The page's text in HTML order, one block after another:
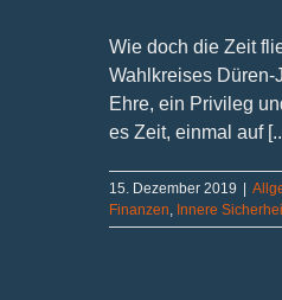
Wie doch die Zeit
Wahlkreises
Ehre, ein Privileg
es Zeit, einmal auf
15. Dezember 2019 |
Finanzen, Innere